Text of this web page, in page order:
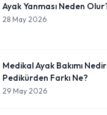
Ayak Yanması Neden
28 May 2026
Medikal Ayak Bakımı
Pedikürden Farkı Ne?
29 May 2026